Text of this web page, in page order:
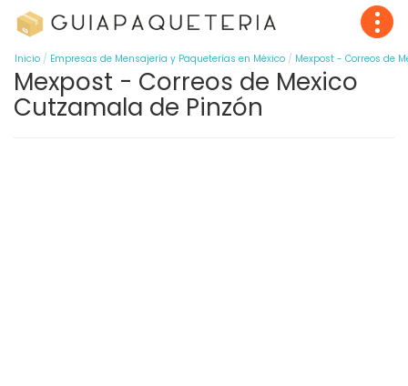
Inicio Empresas de Mensajería y Paqueterías en México Mexpost - Correos de
Mexpost - Correos de Mexico
Cutzamala de Pinzón